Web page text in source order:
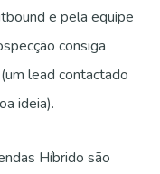
e pela equipe
consiga
lead contactado
ideia).
Híbrido são